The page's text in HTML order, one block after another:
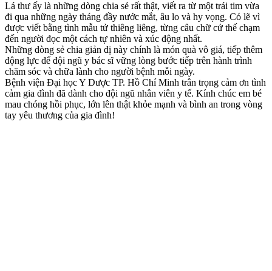
Lá thư ấy là những dòng chia sẻ rất thật, viết ra từ một trái tim vừa
đi qua những ngày tháng đầy nước mắt, âu lo và hy vọng. Có lẽ vì
được viết bằng tình mẫu tử thiêng liêng, từng câu chữ cứ thế chạm
đến người đọc một cách tự nhiên và xúc động nhất.
Những dòng sẻ chia giản dị này chính là món quà vô giá, tiếp thêm
động lực để đội ngũ y bác sĩ vững lòng bước tiếp trên hành trình
chăm sóc và chữa lành cho người bệnh mỗi ngày.
Bệnh viện Đại học Y Dược TP. Hồ Chí Minh trân trọng cảm ơn tình
cảm gia đình đã dành cho đội ngũ nhân viên y tế. Kính chúc em bé
mau chóng hồi phục, lớn lên thật khỏe mạnh và bình an trong vòng
tay yêu thương của gia đình!